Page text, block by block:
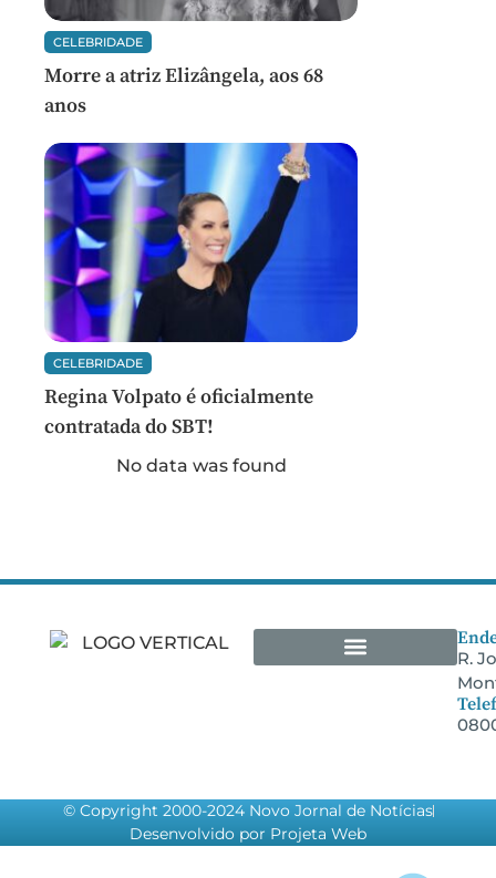
CELEBRIDADE
Morre a atriz Elizângela, aos 68
anos
CELEBRIDADE
Regina Volpato é oficialmente
contratada do SBT!
No data was found
R.
© Copyright 2000-2024 Novo Jornal de Notícias
Desenvolvido por Projeta Web